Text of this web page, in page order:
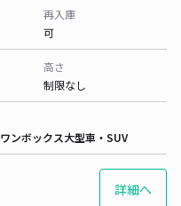
再入庫
可
高さ
制限なし
ワンボックス大型車・SUV
詳細へ